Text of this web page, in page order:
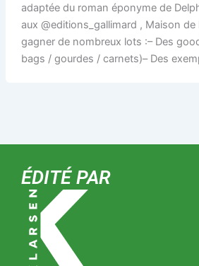
adaptée du roman éponyme de
aux @editions_gallimard , Maison
gagner de nombreux lots :– Des
bags / gourdes / carnets)– Des
ÉDITÉ PAR